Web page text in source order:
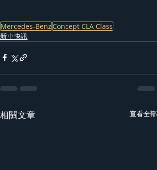
Mercedes-BenzConcept CLA Class
新車快訊
相關文章 查看全部